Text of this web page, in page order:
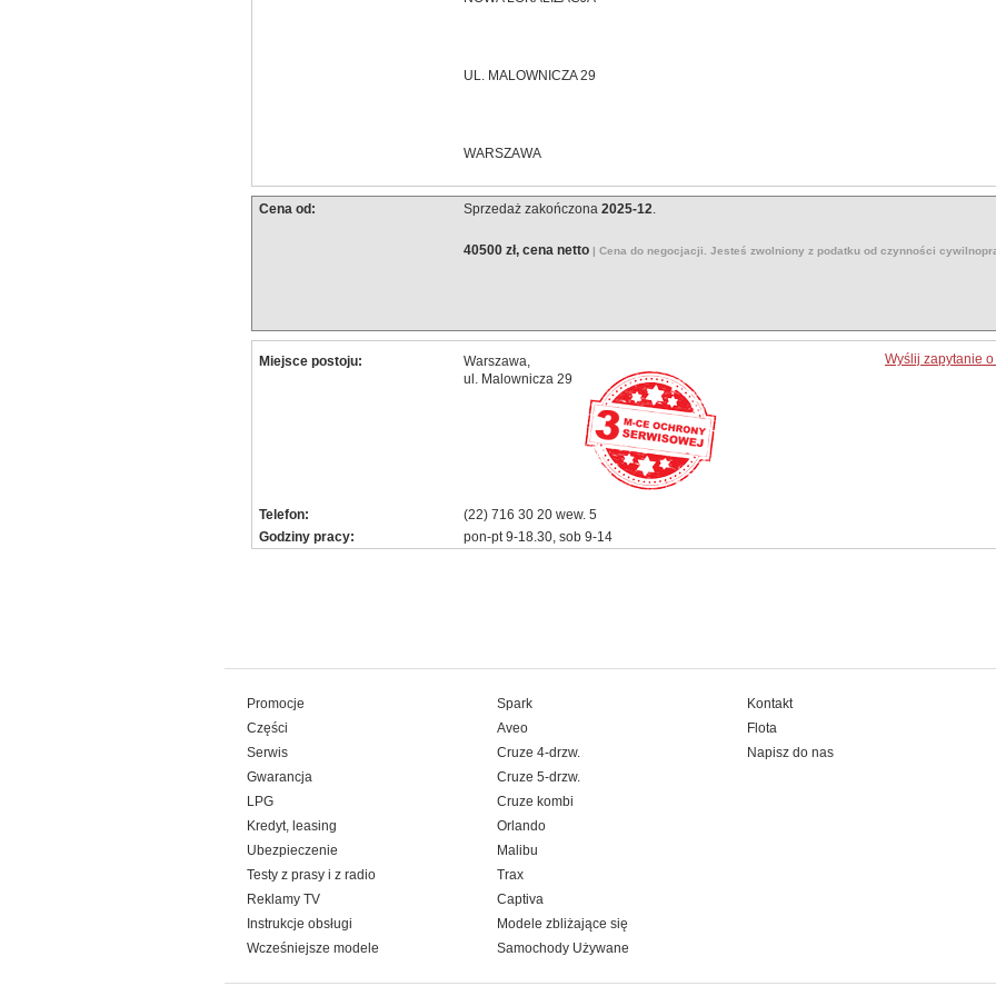
UL. MALOWNICZA 29
WARSZAWA
Cena od: Sprzedaż zakończona 2025-12.
40500 zł, cena netto | Cena do negocjacji. Jesteś zwolniony z podatku od czynności
Miejsce postoju:
Warszawa,
ul. Malownicza 29
Telefon:
(22) 716 30 20 wew. 5
Godziny pracy:
pon-pt 9-18.30, sob 9-14
Wyślij zapytanie
Promocje
Części
Serwis
Gwarancja
LPG
Kredyt, leasing
Ubezpieczenie
Testy z prasy i z radio
Reklamy TV
Instrukcje obsługi
Wcześniejsze modele
Spark
Aveo
Cruze 4-drzw.
Cruze 5-drzw.
Cruze kombi
Orlando
Malibu
Trax
Captiva
Modele zbliżające się
Samochody Używane
Kontakt
Flota
Napisz do nas